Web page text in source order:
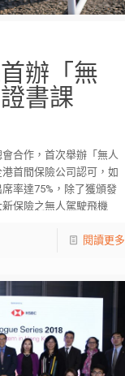
辦「無
書課
合作，首次舉辦「無人
首間保險公司認可，如
率達75%，除了獲頒發
保險之無人駕駛飛機
閱讀更多